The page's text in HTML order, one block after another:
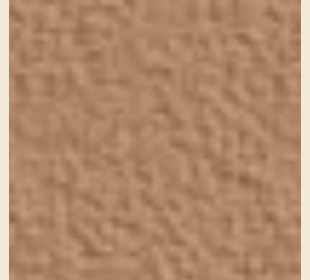
やっぱりお花は華がある